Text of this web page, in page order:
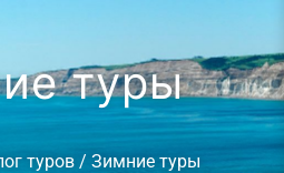
туры
туров/ Зимние туры